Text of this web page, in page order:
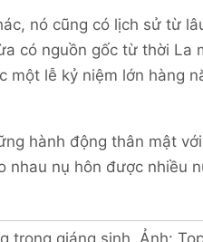
nó cũng có lịch sử từ
có nguồn gốc từ thời La
lễ kỷ niệm lớn hàng
hành động thân mật
nụ hôn được nhiều